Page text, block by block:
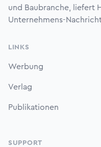
und Baubranche, liefert
Unternehmens-
LINKS
Werbung
Verlag
Publikationen
SUPPORT